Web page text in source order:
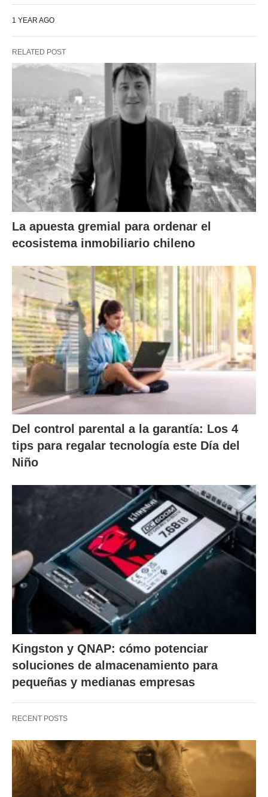
1 YEAR AGO
RELATED POST
La apuesta gremial para ordenar el
ecosistema inmobiliario chileno
Del control parental a la garantía: Los 4
tips para regalar tecnología este Día del
Niño
Kingston y QNAP: cómo potenciar
soluciones de almacenamiento para
pequeñas y medianas empresas
RECENT POSTS